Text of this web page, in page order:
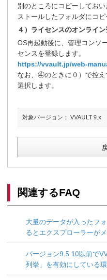
別のところにコピーしてお
ストールしたフォルダにコピ
４）ライセンスのオンライ
OS再起動後に、管理コンソ
センスを登録します。
https://vvault.jp/web-
なお、④のときに０）で控
選択します。
対象バージョン： VVAULT 9.x
関連するFAQ
大量のデータが入ったフ
るとエクスプローラーが
バージョン9.5.10以前で
列挙」を有効にしている
降にアップデートする場